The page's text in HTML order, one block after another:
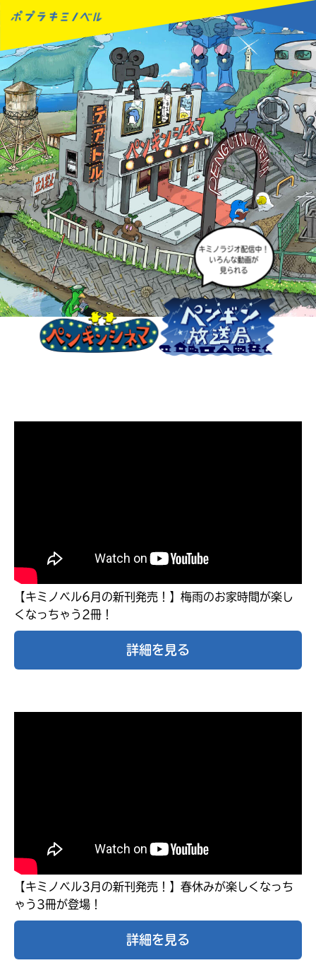
MENU
読みたい本が
見つかる
本を飛び出して
みんなとおしゃべり
シリーズに
出会える
本を飛び出して
キミノラジオ配信中！
いろんな動画が
見られる
【キミノベル6月の新刊発売！】梅雨のお家時間が楽し
くなっちゃう2冊！
詳細を見る
【キミノベル3月の新刊発売！】春休みが楽しくなっち
ゃう3冊が登場！
詳細を見る